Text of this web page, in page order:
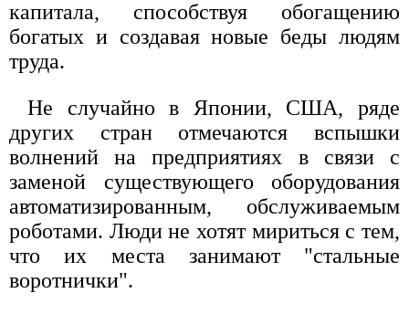
капитала, способствуя обогащению
богатых и создавая новые беды людям
труда.
Не случайно в Японии, США, ряде
других стран отмечаются вспышки
волнений на предприятиях в связи с
заменой существующего оборудования
автоматизированным, обслуживаемым
роботами. Люди не хотят мириться с тем,
что их места занимают "стальные
воротнички".